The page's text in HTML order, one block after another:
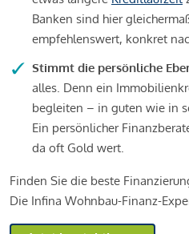
Banken sind hier
empfehlenswert, konkret
Stimmt die persönliche
alles. Denn ein
begleiten – in guten wie in
Ein persönlicher
da oft Gold wert.
Finden Sie die beste
Die Infina Wohnbau-Finanz-